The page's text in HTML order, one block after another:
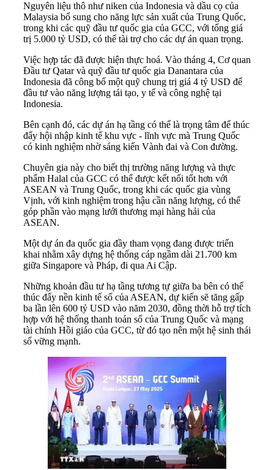
Nguyên liệu thô như niken của Indonesia và dầu cọ của
Malaysia bổ sung cho năng lực sản xuất của Trung Quốc,
trong khi các quỹ đầu tư quốc gia của GCC, với tổng giá
trị 5.000 tỷ USD, có thể tài trợ cho các dự án quan trọng.
Việc hợp tác đã được hiện thực hoá. Vào tháng 4, Cơ quan
Đầu tư Qatar và quỹ đầu tư quốc gia Danantara của
Indonesia đã công bố một quỹ chung trị giá 4 tỷ USD để
đầu tư vào năng lượng tái tạo, y tế và công nghệ tại
Indonesia.
Bên cạnh đó, các dự án hạ tầng có thể là trọng tâm để thúc
đẩy hội nhập kinh tế khu vực - lĩnh vực mà Trung Quốc
có kinh nghiệm nhờ sáng kiến Vành đai và Con đường.
Chuyên gia này cho biết thị trường năng lượng và thực
phẩm Halal của GCC có thể được kết nối tốt hơn với
ASEAN và Trung Quốc, trong khi các quốc gia vùng
Vịnh, với kinh nghiệm trong hậu cần năng lượng, có thể
góp phần vào mạng lưới thương mại hàng hải của
ASEAN.
Một dự án đa quốc gia đầy tham vọng đang được triển
khai nhằm xây dựng hệ thống cáp ngầm dài 21.700 km
giữa Singapore và Pháp, đi qua Ai Cập.
Những khoản đầu tư hạ tầng tương tự giữa ba bên có thể
thúc đẩy nền kinh tế số của ASEAN, dự kiến sẽ tăng gấp
ba lần lên 600 tỷ USD vào năm 2030, đồng thời hỗ trợ tích
hợp với hệ thống thanh toán số của Trung Quốc và mạng
tài chính Hồi giáo của GCC, từ đó tạo nên một hệ sinh thái
số vững mạnh.